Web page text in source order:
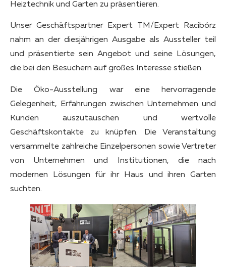
Heiztechnik und Garten zu präsentieren.
Unser Geschäftspartner Expert TM/Expert Racibórz
nahm an der diesjährigen Ausgabe als Aussteller teil
und präsentierte sein Angebot und seine Lösungen,
die bei den Besuchern auf großes Interesse stießen.
Die Öko-Ausstellung war eine hervorragende
Gelegenheit, Erfahrungen zwischen Unternehmen und
Kunden auszutauschen und wertvolle
Geschäftskontakte zu knüpfen. Die Veranstaltung
versammelte zahlreiche Einzelpersonen sowie Vertreter
von Unternehmen und Institutionen, die nach
modernen Lösungen für ihr Haus und ihren Garten
suchten.